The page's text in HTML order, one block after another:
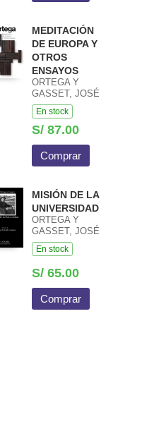
MEDITACIÓN
DE EUROPA Y
OTROS
ENSAYOS
ORTEGA Y
GASSET, JOSÉ
En stock
S/ 87.00
Comprar
MISIÓN DE LA
UNIVERSIDAD
ORTEGA Y
GASSET, JOSÉ
En stock
S/ 65.00
Comprar